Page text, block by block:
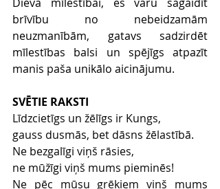
brīvību no nebeidzamām
neuzmanībām, gatavs sadzirdēt
mīlestības balsi un spējīgs atpazīt
manis paša unikālo aicinājumu.
SVĒTIE RAKSTI
Līdzcietīgs un žēlīgs ir Kungs,
gauss dusmās, bet dāsns žēlastībā.
Ne bezgalīgi viņš rāsies,
ne mūžīgi viņš mums pieminēs!
Ne pēc mūsu grēkiem viņš mums